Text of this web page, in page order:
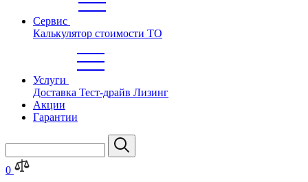
Сервис
Калькулятор стоимости ТО
Услуги
Доставка Тест-драйв Лизинг
Акции
Гарантии
0